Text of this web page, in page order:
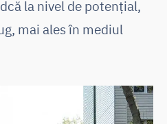
la nivel de potențial,
mai ales în mediul